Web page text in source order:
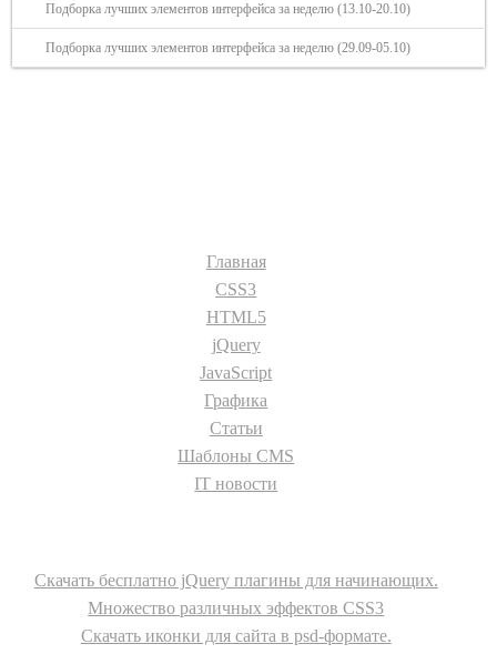
Подборка лучших элементов интерфейса за неделю (13.10-20.10)
Подборка лучших элементов интерфейса за неделю (29.09-05.10)
Главная
CSS3
HTML5
jQuery
JavaScript
Графика
Статьи
Шаблоны CMS
IT новости
Скачать бесплатно jQuery плагины для начинающих.
Множество различных эффектов CSS3
Скачать иконки для сайта в psd-формате.